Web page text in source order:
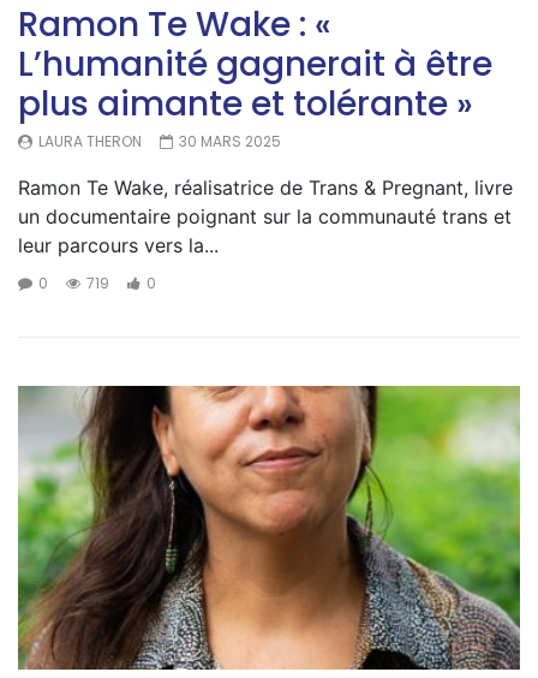
Ramon Te Wake : «
L’humanité gagnerait à être
plus aimante et tolérante »
LAURA THERON 30 MARS 2025
Ramon Te Wake, réalisatrice de Trans & Pregnant, livre
un documentaire poignant sur la communauté trans et
leur parcours vers la...
0 719 0